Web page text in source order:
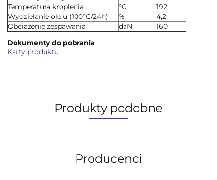
Temperatura kroplenia
°C
192
Wydzielanie oleju (100°C/24h)
%
4,2
Obciążenie zespawania
daN
160
Dokumenty do pobrania
Karty produktu
Produkty podobne
Producenci